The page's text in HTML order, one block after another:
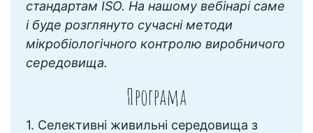
стандартам ISO. На нашому вебінарі саме
і буде розглянуто сучасні методи
мікробіологічного контролю виробничого
середовища.
Програма
1. Селективні живильні середовища з